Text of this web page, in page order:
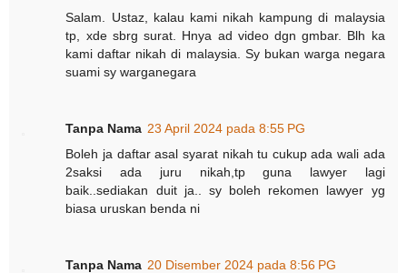
Salam. Ustaz, kalau kami nikah kampung di malaysia
tp, xde sbrg surat. Hnya ad video dgn gmbar. Blh ka
kami daftar nikah di malaysia. Sy bukan warga negara
suami sy warganegara
Tanpa Nama 23 April 2024 pada 8:55 PG
Boleh ja daftar asal syarat nikah tu cukup ada wali ada
2saksi ada juru nikah,tp guna lawyer lagi
baik..sediakan duit ja.. sy boleh rekomen lawyer yg
biasa uruskan benda ni
Tanpa Nama 20 Disember 2024 pada 8:56 PG